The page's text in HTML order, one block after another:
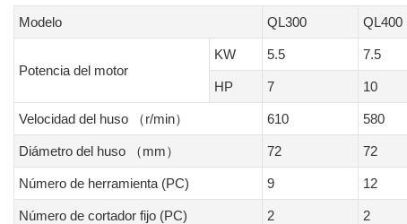
Modelo QL300 QL400
Potencia del motor
KW 5.5 7.5
HP 7 10
Velocidad del huso （r/min） 610 580
Diámetro del huso （mm） 72 72
Número de herramienta (PC) 9 12
Número de cortador fijo (PC) 2 2